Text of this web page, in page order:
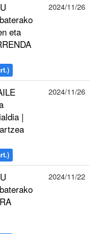
eta
2024/11/26
|
2024/11/26
2024/11/22